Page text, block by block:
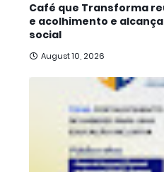
Café que Transforma
e acolhimento e
social
August 10, 2026